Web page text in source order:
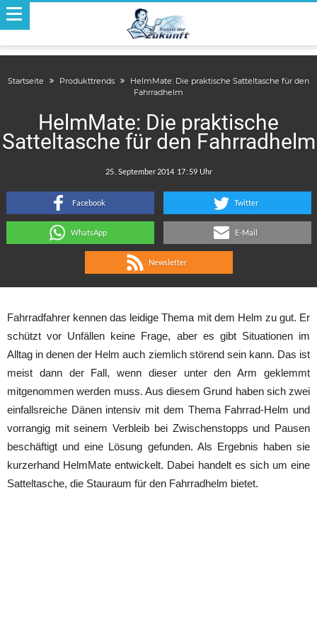
Startseite Produkttrends
HelmMate: Die praktische Satteltasche für den
Fahrradhelm
HelmMate: Die praktische
Satteltasche für den Fahrradhelm
:
Facebook Twitter
WhatsApp E-Mail
Newsletter
Fahrradfahrer kennen das leidige Thema mit dem Helm zu gut. Er
schützt vor Unfällen keine Frage, aber es gibt Situationen im
Alltag in denen der Helm auch ziemlich störend sein kann. Das ist
meist dann der Fall, wenn dieser unter den Arm geklemmt
mitgenommen werden muss. Aus diesem Grund haben sich zwei
einfallsreiche Dänen intensiv mit dem Thema Fahrrad-Helm und
vorrangig mit seinem Verbleib bei Zwischenstopps und Pausen
beschäftigt und eine Lösung gefunden. Als Ergebnis haben sie
kurzerhand HelmMate entwickelt. Dabei handelt es sich um eine
Satteltasche, die Stauraum für den Fahrradhelm bietet.